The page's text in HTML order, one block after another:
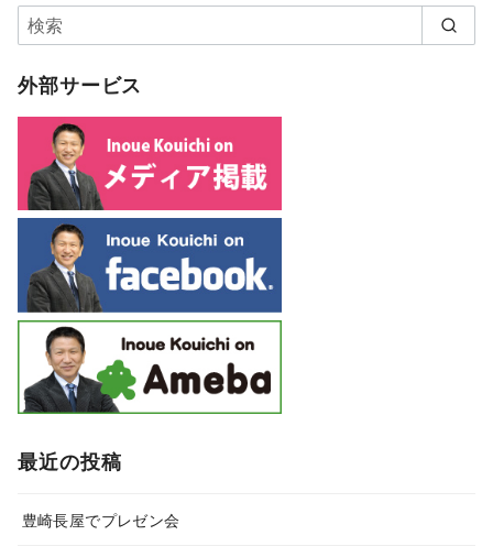
外部サービス
最近の投稿
豊崎長屋でプレゼン会